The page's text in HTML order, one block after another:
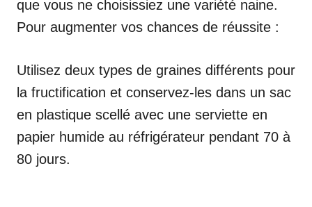
que vous ne choisissiez une variété naine.
Pour augmenter vos chances de réussite :
Utilisez deux types de graines différents pour
la fructification et conservez-les dans un sac
en plastique scellé avec une serviette en
papier humide au réfrigérateur pendant 70 à
80 jours.